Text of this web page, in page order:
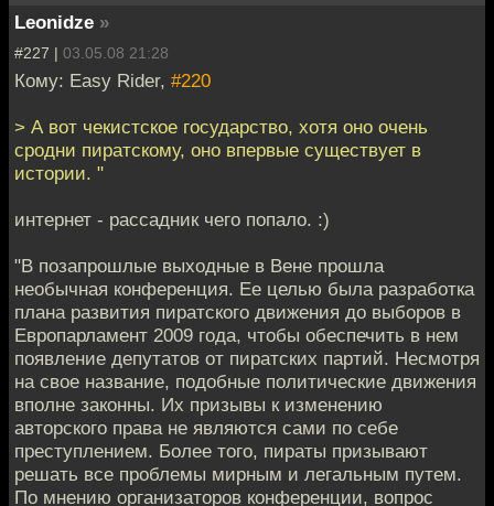
Leonidze »
#227 | 03.05.08 21:28
Кому: Easy Rider, #220
> А вот чекистское государство, хотя оно очень
сродни пиратскому, оно впервые существует в
истории. "
интернет - рассадник чего попало. :)
"В позапрошлые выходные в Вене прошла
необычная конференция. Ее целью была разработка
плана развития пиратского движения до выборов в
Европарламент 2009 года, чтобы обеспечить в нем
появление депутатов от пиратских партий. Несмотря
на свое название, подобные политические движения
вполне законны. Их призывы к изменению
авторского права не являются сами по себе
преступлением. Более того, пираты призывают
решать все проблемы мирным и легальным путем.
По мнению организаторов конференции, вопрос